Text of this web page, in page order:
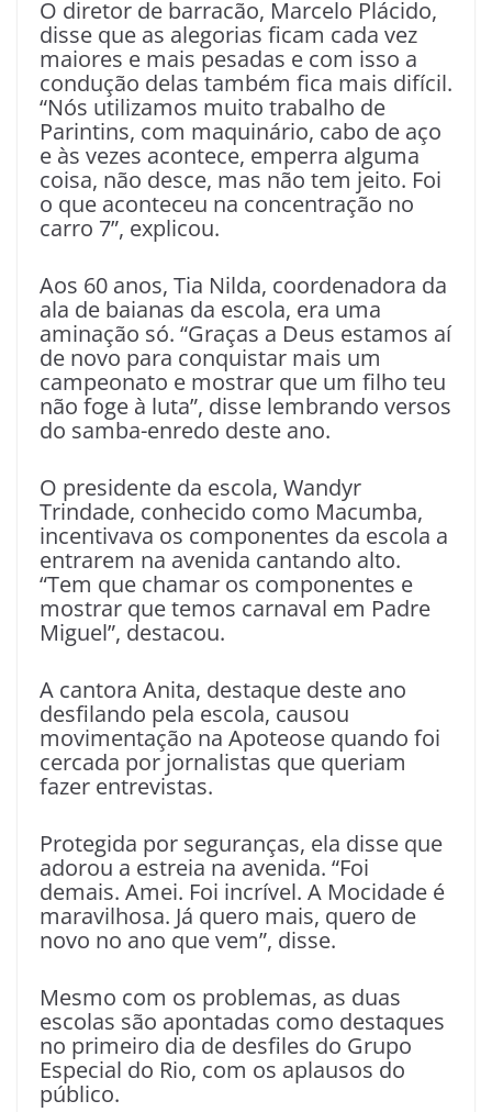
O diretor de barracão, Marcelo Plácido,
disse que as alegorias ficam cada vez
maiores e mais pesadas e com isso a
condução delas também fica mais difícil.
“Nós utilizamos muito trabalho de
Parintins, com maquinário, cabo de aço
e às vezes acontece, emperra alguma
coisa, não desce, mas não tem jeito. Foi
o que aconteceu na concentração no
carro 7”, explicou.
Aos 60 anos, Tia Nilda, coordenadora da
ala de baianas da escola, era uma
aminação só. “Graças a Deus estamos aí
de novo para conquistar mais um
campeonato e mostrar que um filho teu
não foge à luta”, disse lembrando versos
do samba-enredo deste ano.
O presidente da escola, Wandyr
Trindade, conhecido como Macumba,
incentivava os componentes da escola a
entrarem na avenida cantando alto.
“Tem que chamar os componentes e
mostrar que temos carnaval em Padre
Miguel”, destacou.
A cantora Anita, destaque deste ano
desfilando pela escola, causou
movimentação na Apoteose quando foi
cercada por jornalistas que queriam
fazer entrevistas.
Protegida por seguranças, ela disse que
adorou a estreia na avenida. “Foi
demais. Amei. Foi incrível. A Mocidade é
maravilhosa. Já quero mais, quero de
novo no ano que vem”, disse.
Mesmo com os problemas, as duas
escolas são apontadas como destaques
no primeiro dia de desfiles do Grupo
Especial do Rio, com os aplausos do
público.